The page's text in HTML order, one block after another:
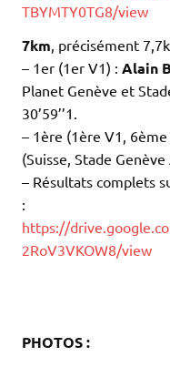
TBYMTY0TG8/view
7km, précisément
– 1er (1er V1) : Alain
Planet Genève et
30’59’’1.
– 1ère (1ère V1, 6ème
(Suisse, Stade Genève
– Résultats complets
:
https://
2RoV3VKOW8/view
PHOTOS :